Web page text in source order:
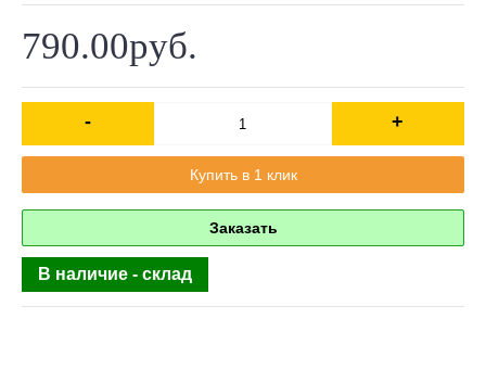
790.00руб.
- +
Купить в 1 клик
Заказать
В наличие - склад